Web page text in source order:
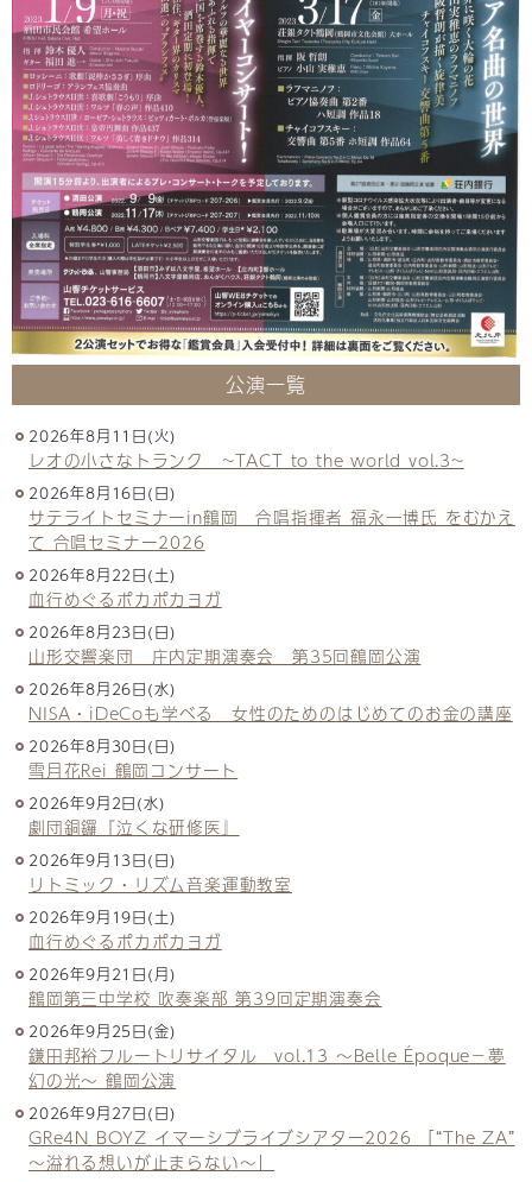
公演一覧
2026年8月11日(火)
レオの小さなトランク ~TACT to the world vol.3~
2026年8月16日(日)
サテライトセミナーin鶴岡 合唱指揮者 福永一博氏 をむかえ
て 合唱セミナー2026
2026年8月22日(土)
血行めぐるポカポカヨガ
2026年8月23日(日)
山形交響楽団 庄内定期演奏会 第35回鶴岡公演
2026年8月26日(水)
NISA・iDeCoも学べる 女性のためのはじめてのお金の講座
2026年8月30日(日)
雪月花Rei 鶴岡コンサート
2026年9月2日(水)
劇団銅鑼『泣くな研修医』
2026年9月13日(日)
リトミック・リズム音楽運動教室
2026年9月19日(土)
血行めぐるポカポカヨガ
2026年9月21日(月)
鶴岡第三中学校 吹奏楽部 第39回定期演奏会
2026年9月25日(金)
鎌田邦裕フルートリサイタル vol.13 ～Belle Époque－夢
幻の光～ 鶴岡公演
2026年9月27日(日)
GRe4N BOYZ イマーシブライブシアター2026 「“The ZA”
〜溢れる想いが止まらない〜」